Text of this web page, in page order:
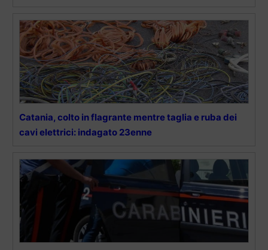
Catania, colto in flagrante mentre taglia e ruba dei
cavi elettrici: indagato 23enne